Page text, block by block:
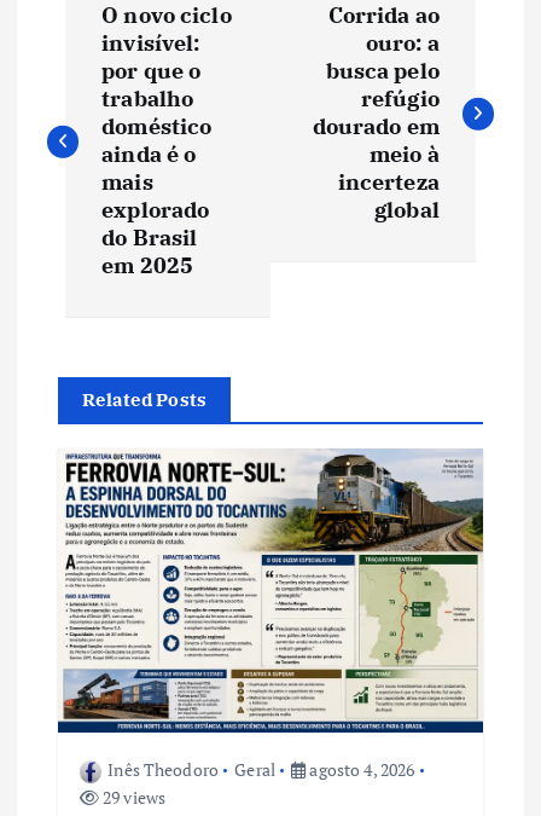
v
e
ã
o
d
e
P
o
O novo ciclo
invisível:
por que o
trabalho
doméstico
ainda é o
mais
explorado
do Brasil
em 2025
Corrida ao
ouro: a
busca pelo
refúgio
dourado em
meio à
incerteza
global
Related Posts
Inês Theodoro Geral
agosto 4, 2026
29 views